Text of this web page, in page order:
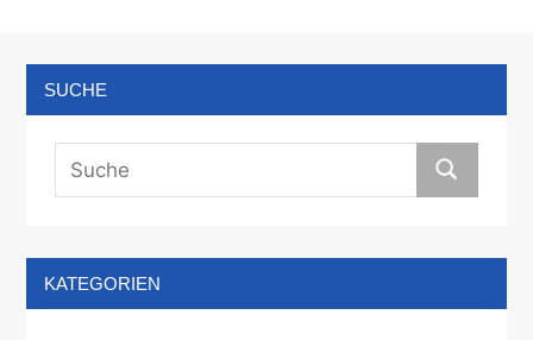
SUCHE
KATEGORIEN